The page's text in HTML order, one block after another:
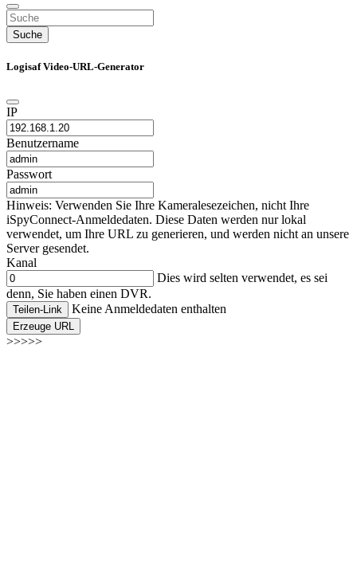
Suche
Logisaf Video-URL-Generator
IP
Benutzername
Passwort
Hinweis: Verwenden Sie Ihre Kameralesezeichen, nicht Ihre
iSpyConnect-Anmeldedaten. Diese Daten werden nur lokal
verwendet, um Ihre URL zu generieren, und werden nicht an unsere
Server gesendet.
Kanal
Dies wird selten verwendet, es sei
denn, Sie haben einen DVR.
Teilen-Link Keine Anmeldedaten enthalten
Erzeuge URL
>>>>>